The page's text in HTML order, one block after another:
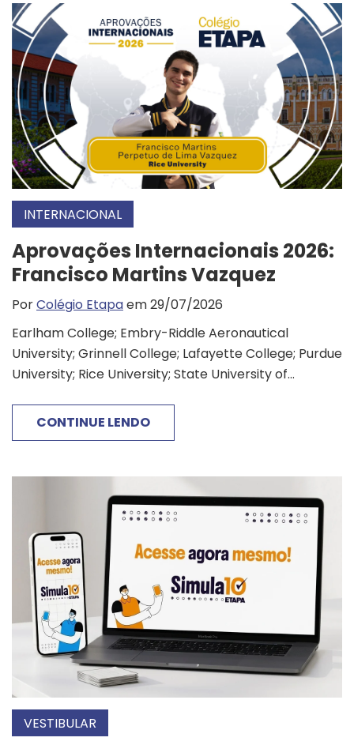
INTERNACIONAL
Aprovações Internacionais 2026:
Francisco Martins Vazquez
PorColégio Etapaem 29/07/2026
Earlham College; Embry-Riddle Aeronautical
University; Grinnell College; Lafayette College; Purdue
University; Rice University; State University of...
CONTINUE LENDO
VESTIBULAR